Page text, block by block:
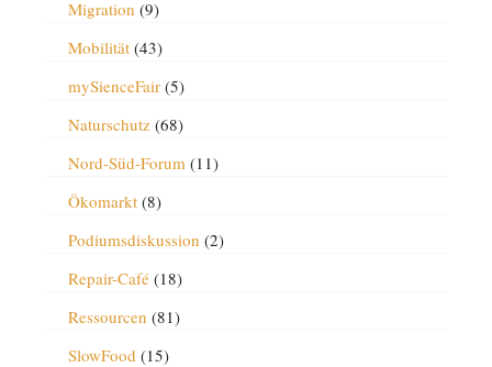
Migration (9)
Mobilität(43)
mySienceFair(5)
Naturschutz(68)
Nord-Süd-Forum(11)
Ökomarkt(8)
Podiumsdiskussion (2)
Repair-Café(18)
Ressourcen (81)
SlowFood (15)